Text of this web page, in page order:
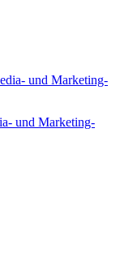
und Marketing-